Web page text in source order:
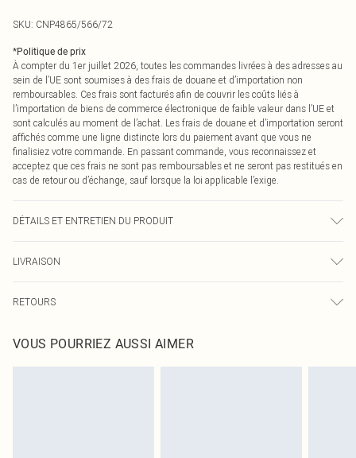
SKU: CNP4865/566/72
*Politique de prix
À compter du 1er juillet 2026, toutes les commandes livrées à des adresses au
sein de l’UE sont soumises à des frais de douane et d’importation non
remboursables. Ces frais sont facturés afin de couvrir les coûts liés à
l’importation de biens de commerce électronique de faible valeur dans l’UE et
sont calculés au moment de l’achat. Les frais de douane et d’importation seront
affichés comme une ligne distincte lors du paiement avant que vous ne
finalisiez votre commande. En passant commande, vous reconnaissez et
acceptez que ces frais ne sont pas remboursables et ne seront pas restitués en
cas de retour ou d’échange, sauf lorsque la loi applicable l’exige.
DÉTAILS ET ENTRETIEN DU PRODUIT
peut déteindre.
LIVRAISON
Livraison express France
Jusqu'à 2-3 jours ouvrables
RETOURS
pour nous retourner un article.
Veuillez noter que nous ne pouvons pas rembourser les masques tendance, les
VOUS POURRIEZ AUSSI AIMER